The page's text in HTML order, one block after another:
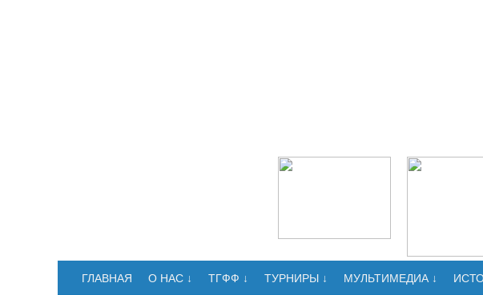
ГЛАВНАЯ О НАС ↓ ТГФФ ↓ ТУРНИРЫ ↓ МУЛЬТИМЕДИА ↓